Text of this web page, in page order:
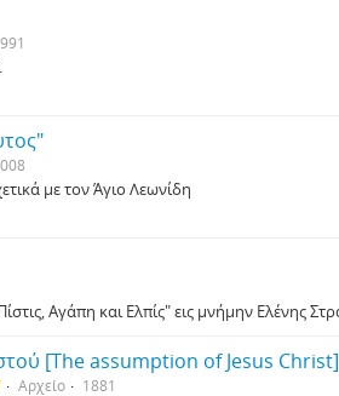
με τον Άγιο Λεωνίδη
Αγάπη και Ελπίς" εις μνήμην Ελένης
[The assumption of Jesus Christ]
Αρχείο 1881